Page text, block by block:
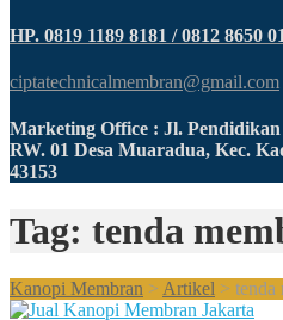
HP. 0819 1189 8181 / 0812 8650
ciptatechnicalmembran@gmail.com
Marketing Office : Jl.
RW. 01 Desa Muaradua, Kec.
43153
Tag: tenda
Kanopi Membran > Artikel > tenda